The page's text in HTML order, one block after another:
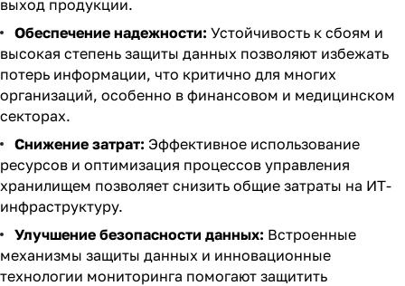
выход продукции.
Обеспечение надежности: Устойчивость к сбоям и
высокая степень защиты данных позволяют избежать
потерь информации, что критично для многих
организаций, особенно в финансовом и медицинском
секторах.
Снижение затрат: Эффективное использование
ресурсов и оптимизация процессов управления
хранилищем позволяет снизить общие затраты на ИТ-
инфраструктуру.
Улучшение безопасности данных: Встроенные
механизмы защиты данных и инновационные
технологии мониторинга помогают защитить